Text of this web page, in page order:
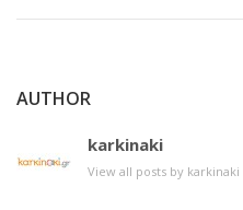
AUTHOR
karkinaki
View all posts by karkinaki